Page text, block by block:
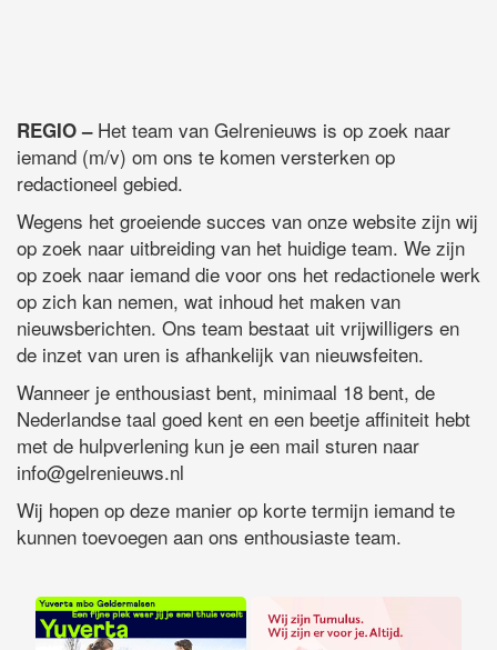
REGIO –Het team van Gelrenieuws is op zoek naar
iemand (m/v) om ons te komen versterken op
redactioneel gebied.
Wegens het groeiende succes van onze website zijn wij
op zoek naar uitbreiding van het huidige team. We zijn
op zoek naar iemand die voor ons het redactionele werk
op zich kan nemen, wat inhoud het maken van
nieuwsberichten. Ons team bestaat uit vrijwilligers en
de inzet van uren is afhankelijk van nieuwsfeiten.
Wanneer je enthousiast bent, minimaal 18 bent, de
Nederlandse taal goed kent en een beetje affiniteit hebt
met de hulpverlening kun je een mail sturen naar
info@gelrenieuws.nl
Wij hopen op deze manier op korte termijn iemand te
kunnen toevoegen aan ons enthousiaste team.